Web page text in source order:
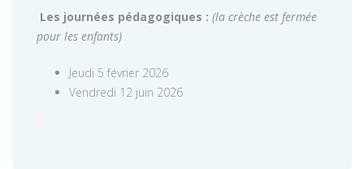
Les journées pédagogiques : (la crèche est fermée
pour les enfants)
Jeudi 5 février 2026
Vendredi 12 juin 2026